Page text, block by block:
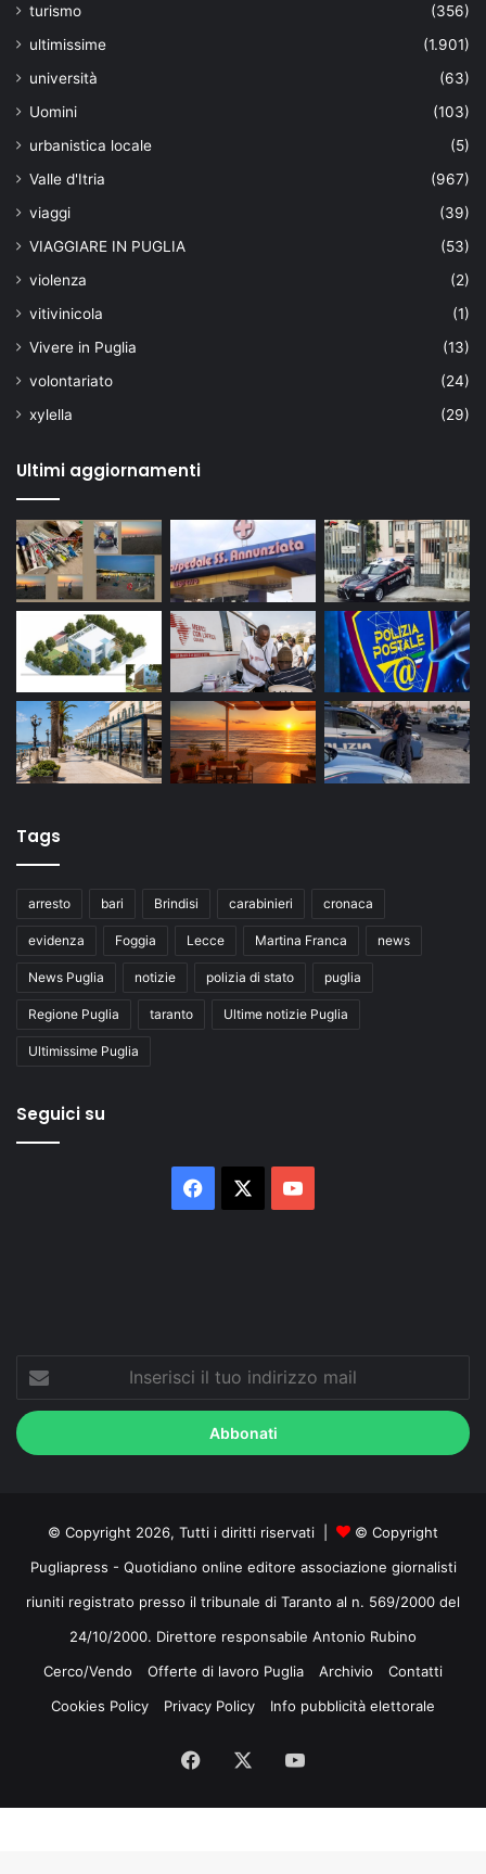
turismo
(356)
ultimissime
(1.901)
università
(63)
Uomini
(103)
urbanistica locale
(5)
Valle d'Itria
(967)
viaggi
(39)
VIAGGIARE IN PUGLIA
(53)
violenza
(2)
vitivinicola
(1)
Vivere in Puglia
(13)
volontariato
(24)
xylella
(29)
Ultimi aggiornamenti
Tags
arresto bari Brindisi carabinieri cronaca
evidenza Foggia Lecce Martina Franca news
News Puglia notizie polizia di stato puglia
Regione Puglia taranto Ultime notizie Puglia
Ultimissime Puglia
Seguici su
Facebook
tuo
indirizzo
mail
© Copyright 2026, Tutti i diritti riservati |
© Copyright
Pugliapress - Quotidiano online editore associazione giornalisti
riuniti registrato presso il tribunale di Taranto al n. 569/2000 del
24/10/2000. Direttore responsabile Antonio Rubino
Cerco/Vendo
Offerte di lavoro Puglia Archivio
Contatti
Cookies Policy
Privacy Policy Info pubblicità elettorale
Facebook
Tube